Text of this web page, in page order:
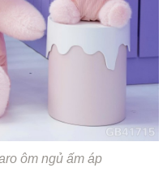
ôm ngủ ấm áp